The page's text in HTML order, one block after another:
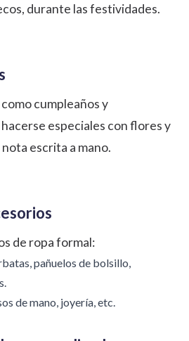
durante las festividades.
cumpleaños y
especiales con flores y
escrita a mano.
de ropa formal:
pañuelos de bolsillo,
de mano, joyería, etc.